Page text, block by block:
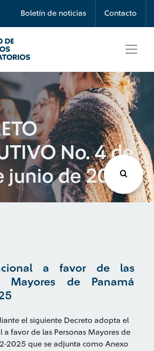
Boletín de noticias Contacto
No. 4 de
junio de 2023
a favor de las
Mayores de Panamá
el siguiente Decreto adopta el
a favor de las Personas Mayores de
2025 que se adjunta como Anexo